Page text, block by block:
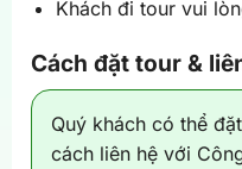
Khách đi tour vui
Cách đặt tour &
Quý khách có thể
cách liên hệ với